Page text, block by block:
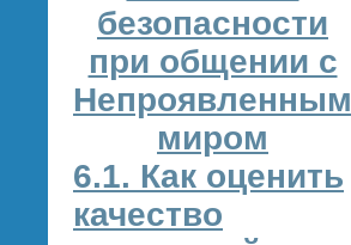
безопасности
при общении с
Непроявленным
миром
6.1. Как оценить
качество